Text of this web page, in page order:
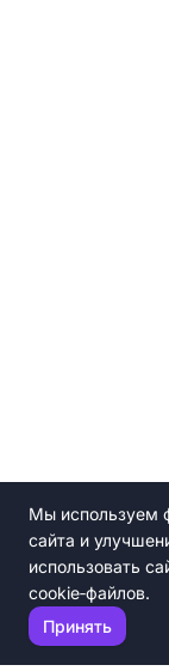
Мы используем
сайта и
использовать
cookie‑файлов.
Принять